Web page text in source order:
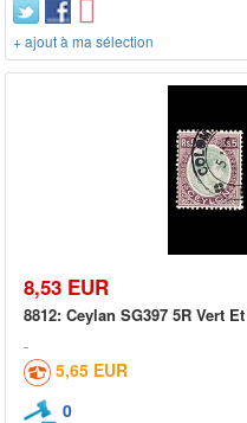
+ ajout à ma sélection
8,53 EUR
8812: Ceylan SG397 5R Vert
5,65 EUR
0